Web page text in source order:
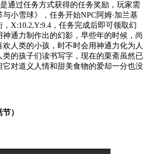
通过任务方式获得的任务奖励，玩家需
小雪球》，任务开始NPC阿姆·加兰基
X:10.2,Y:9.4，任务完成后即可领取幻
通力制作出的幻影，早些年的时候，尚
欢人类的小孩，时不时会用神通力化为人
的孩子们读书写字，现在的栗斋虽然已
它对道义人情和甜美食物的爱却一分也没
）